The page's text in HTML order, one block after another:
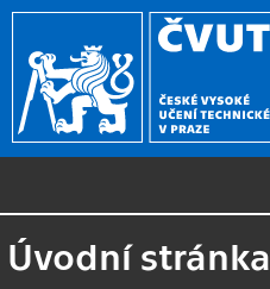
Úvodní stránka